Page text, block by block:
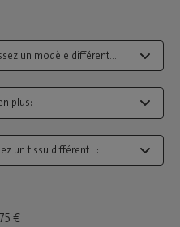
un modèle différent...:
plus:
un tissu différent...:
€